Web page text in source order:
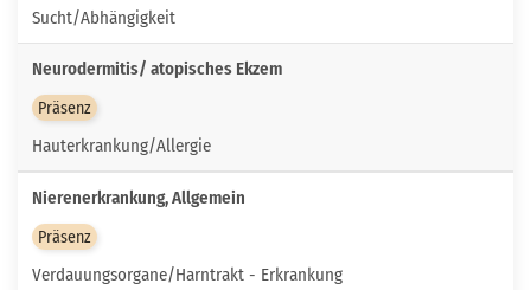
Sucht/Abhängigkeit
Neurodermitis/ atopisches Ekzem
Präsenz
Hauterkrankung/Allergie
Nierenerkrankung, Allgemein
Präsenz
Verdauungsorgane/Harntrakt - Erkrankung